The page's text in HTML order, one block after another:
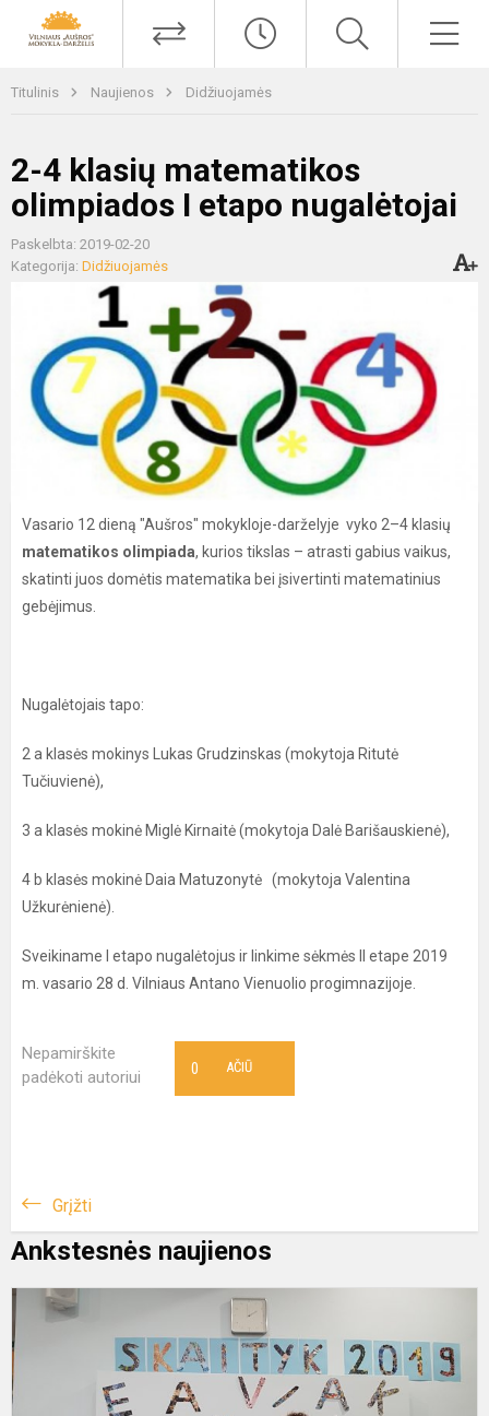
Titulinis Naujienos Didžiuojamės
2-4 klasių matematikos
olimpiados I etapo nugalėtojai
Paskelbta: 2019-02-20
Kategorija: Didžiuojamės
Vasario 12 dieną "Aušros" mokykloje-darželyje vyko 2–4 klasių
matematikos olimpiada, kurios tikslas – atrasti gabius vaikus,
skatinti juos domėtis matematika bei įsivertinti matematinius
gebėjimus.
Nugalėtojais tapo:
2 a klasės mokinys Lukas Grudzinskas (mokytoja Ritutė
Tučiuvienė),
3 a klasės mokinė Miglė Kirnaitė (mokytoja Dalė Barišauskienė),
4 b klasės mokinė Daia Matuzonytė (mokytoja Valentina
Užkurėnienė).
Sveikiname I etapo nugalėtojus ir linkime sėkmės II etape 2019
m. vasario 28 d. Vilniaus Antano Vienuolio progimnazijoje.
Nepamirškite
padėkoti autoriui
AČIŪ
0
Grįžti
Ankstesnės naujienos